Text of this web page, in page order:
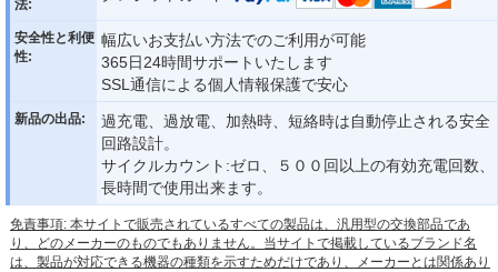
法:
安全性と利便
性:
幅広いお支払い方法でのご利用が可能
365日24時間サポートいたします
SSL通信による個人情報保護で安心
新品の出品:
過充電、過放電、加熱時、短絡時は自動停止される安全
回路設計。
サイクルカウント:ゼロ、５００回以上の有効充電回数、
長時間で使用出来ます。
免責事項: 本サイトで販売されているすべての製品は、汎用型の交換部品であ
り、どのメーカーのものでもありません。当サイトで掲載しているブランド名
は、製品が対応できる機器の種類を示すためだけであり、メーカーとは関係あり